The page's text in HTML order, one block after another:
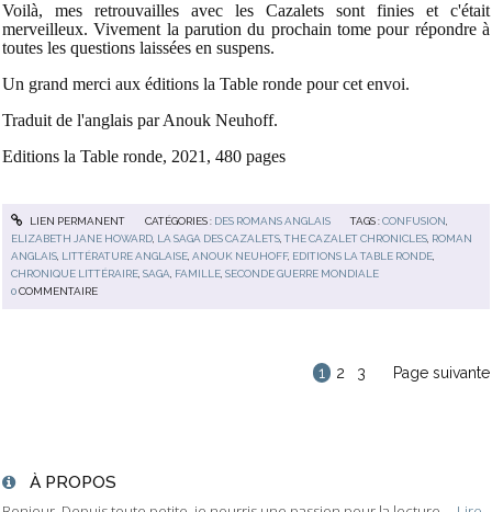
Voilà, mes retrouvailles avec les Cazalets sont finies et c'était
merveilleux. Vivement la parution du prochain tome pour répondre à
toutes les questions laissées en suspens.
Un grand merci aux éditions la Table ronde pour cet envoi.
Traduit de l'anglais par Anouk Neuhoff.
Editions la Table ronde, 2021, 480 pages
LIEN PERMANENT CATÉGORIES : DES ROMANS ANGLAIS TAGS :CONFUSION
ELIZABETH JANE HOWARD LA SAGA DES CAZALETS ,THE CAZALET CHRONICLES ROMAN
ANGLAIS LITTÉRATURE ANGLAISE ,ANOUK NEUHOFF, EDITIONS LA TABLE RONDE
CHRONIQUE LITTÉRAIRE ,SAGA FAMILLE ,SECONDE GUERRE MONDIALE
0COMMENTAIRE
1 2 3 Page suivante
À PROPOS